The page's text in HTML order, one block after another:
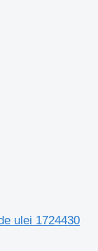
ulei 1724430